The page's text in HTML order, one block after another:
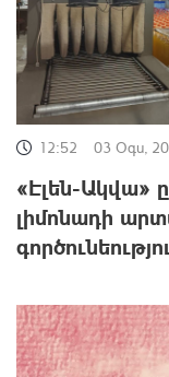
12:52 03 Օգս,
«Էլեն-Ակվա»
լիմոնադի